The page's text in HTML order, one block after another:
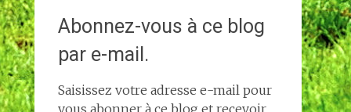
Abonnez-vous à ce blog
par e-mail.
Saisissez votre adresse e-mail pour
vous abonner à ce blog et recevoir